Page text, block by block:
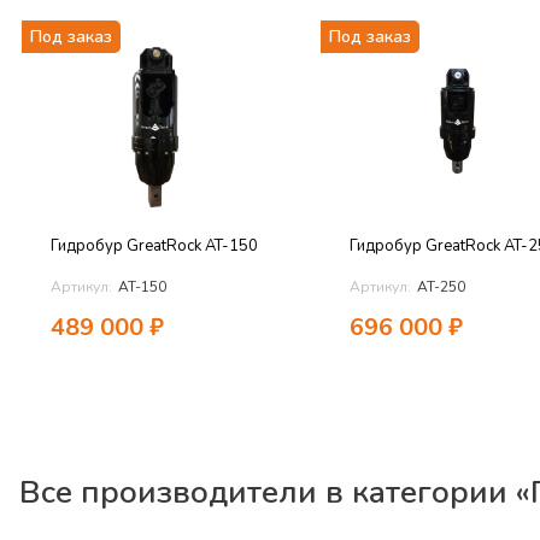
Под заказ
Гидробур GreatRock AT-150
Артикул: AT-150
489 000₽
Под заказ
Гидробур GreatRock AT-
Артикул: AT-250
696 000₽
Все производители в категории «